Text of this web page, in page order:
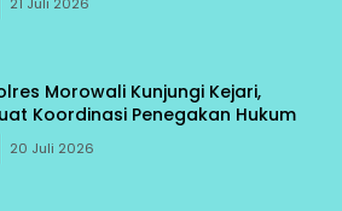
Morowali Kunjungi Kejari,
Koordinasi Penegakan Hukum
20 Juli 2026